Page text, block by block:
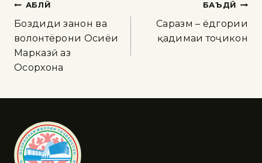
ҚАБЛӢ
Боздиди занон ва
волонтёрони Осиёи
Марказӣ аз
Осорхона
БАЪДӢ
Саразм – ёдгории
қадимаи тоҷикон